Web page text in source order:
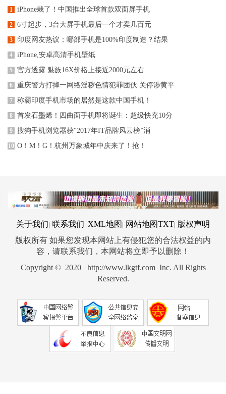
1 iPhone栽了！中国推出全球首款双面屏手机
2 6寸起步，3台大屏手机最后一个才卖几百元
3 印度网友热议：哪部手机是100%印度制造？结果
4 iPhone,安卓高清手机壁纸
5 官方透露 魅族16X价格上接近2000元左右
6 重庆警方打掉一网络淫秽色情犯罪团伙 关停涉黄平
7 称霸印度手机市场的居然是这款中国手机！
8 首发石墨烯！四曲面手机即将诞生：超级快充10分
9 搜狗手机浏览器获“2017年IT品牌风云榜”消
10 O！M！G！杭州万象城年中庆来了！抢！
关于我们 联系我们 XML地图 网站地图TXT 版权声明
版权所有 如果您发现本网站上有侵犯您的合法权益的内
容，请联系我们，本网站将立即予以删除！
Copyright © 2020 http://www.lkgtf.com Inc. All Rights
Reserved.